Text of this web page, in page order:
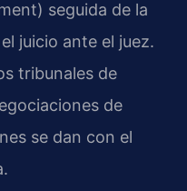
seguida de la
juicio ante el juez.
tribunales de
de
se dan con el